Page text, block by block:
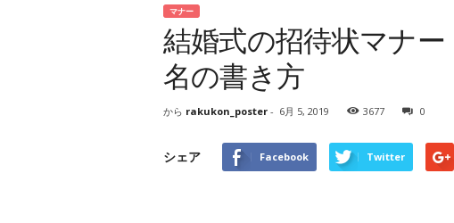
マナー
結婚式の招待状マナ
名の書き方
から rakukon_poster- 6月 5, 2019 3677 0
シェア Facebook Twitter